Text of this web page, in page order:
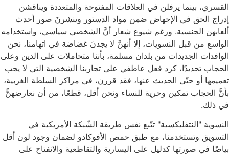
القسري، بينما يرفلن في العلاقات المفتوحة والمتعددة ويناقشن
إدراج الحق في الإجهاض ضمن مواد الدستور وينشرنَ صور أحدث
ألعابهن الجنسية. ورغم شيوع شعار أنَّ الشخصي سياسي، واستخدامه
الواسع من قبل النسويات، إلا أنهنَّ لا يجدنَ غضاضة في اتهامنا، نحن
الوافدات الجديدات من بلدان مسلمة، بأننا متحاملات على الدين وعلى
الحجاب تحديدًا، كرد فعل عاطفي على تجاربنا الشخصية التي لا يجب
تعميمها أو حتّى الحديث عنها، فقد قررن، في مراكز السلطة الغربية،
بأنَّ الحجاب تمكين وحرية للنساء ونحن أقل، قطعًا، من أن نعارضهنًّ
في ذلك.
النسوية "النتفليكسية" تتّبع نفس طريقة الشّبكة الأمريكية في
التسويق وتستخدمنا، مع طبق حمص الأفوكادو لضمان وجود لون أقل
بياضًا في صورتها كدليل على اليسارية والتقاطعية والانفتاح على